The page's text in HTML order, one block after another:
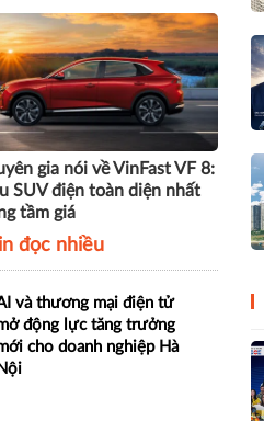
gia nói về VinFast VF 8:
SUV điện toàn diện nhất
tầm giá
đọc nhiều
và thương mại điện tử
động lực tăng trưởng
cho doanh nghiệp Hà
Nội